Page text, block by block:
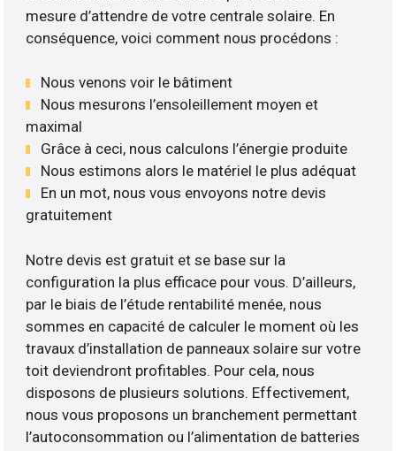
mesure d’attendre de votre centrale solaire. En
conséquence, voici comment nous procédons :
Nous venons voir le bâtiment
Nous mesurons l’ensoleillement moyen et
maximal
Grâce à ceci, nous calculons l’énergie produite
Nous estimons alors le matériel le plus adéquat
En un mot, nous vous envoyons notre devis
gratuitement
Notre devis est gratuit et se base sur la
configuration la plus efficace pour vous. D’ailleurs,
par le biais de l’étude rentabilité menée, nous
sommes en capacité de calculer le moment où les
travaux d’installation de panneaux solaire sur votre
toit deviendront profitables. Pour cela, nous
disposons de plusieurs solutions. Effectivement,
nous vous proposons un branchement permettant
l’autoconsommation ou l’alimentation de batteries